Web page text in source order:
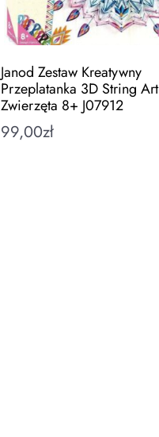
Janod Zestaw Kreatywny
Przeplatanka 3D String Art
Zwierzęta 8+ J07912
99,00zł